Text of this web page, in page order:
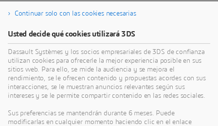
Continuar solo con las cookies necesarias
Usted decide qué cookies utilizará 3DS
Dassault Systèmes y los socios empresariales de 3DS de confianza
utilizan cookies para ofrecerle la mejor experiencia posible en sus
sitios web. Para ello, se mide la audiencia y se mejora el
rendimiento, se le ofrecen contenido y propuestas acordes con sus
interacciones, se le muestran anuncios relevantes según sus
intereses y se le permite compartir contenido en las redes sociales.
Sus preferencias se mantendrán durante 6 meses. Puede
modificarlas en cualquier momento haciendo clic en el enlace